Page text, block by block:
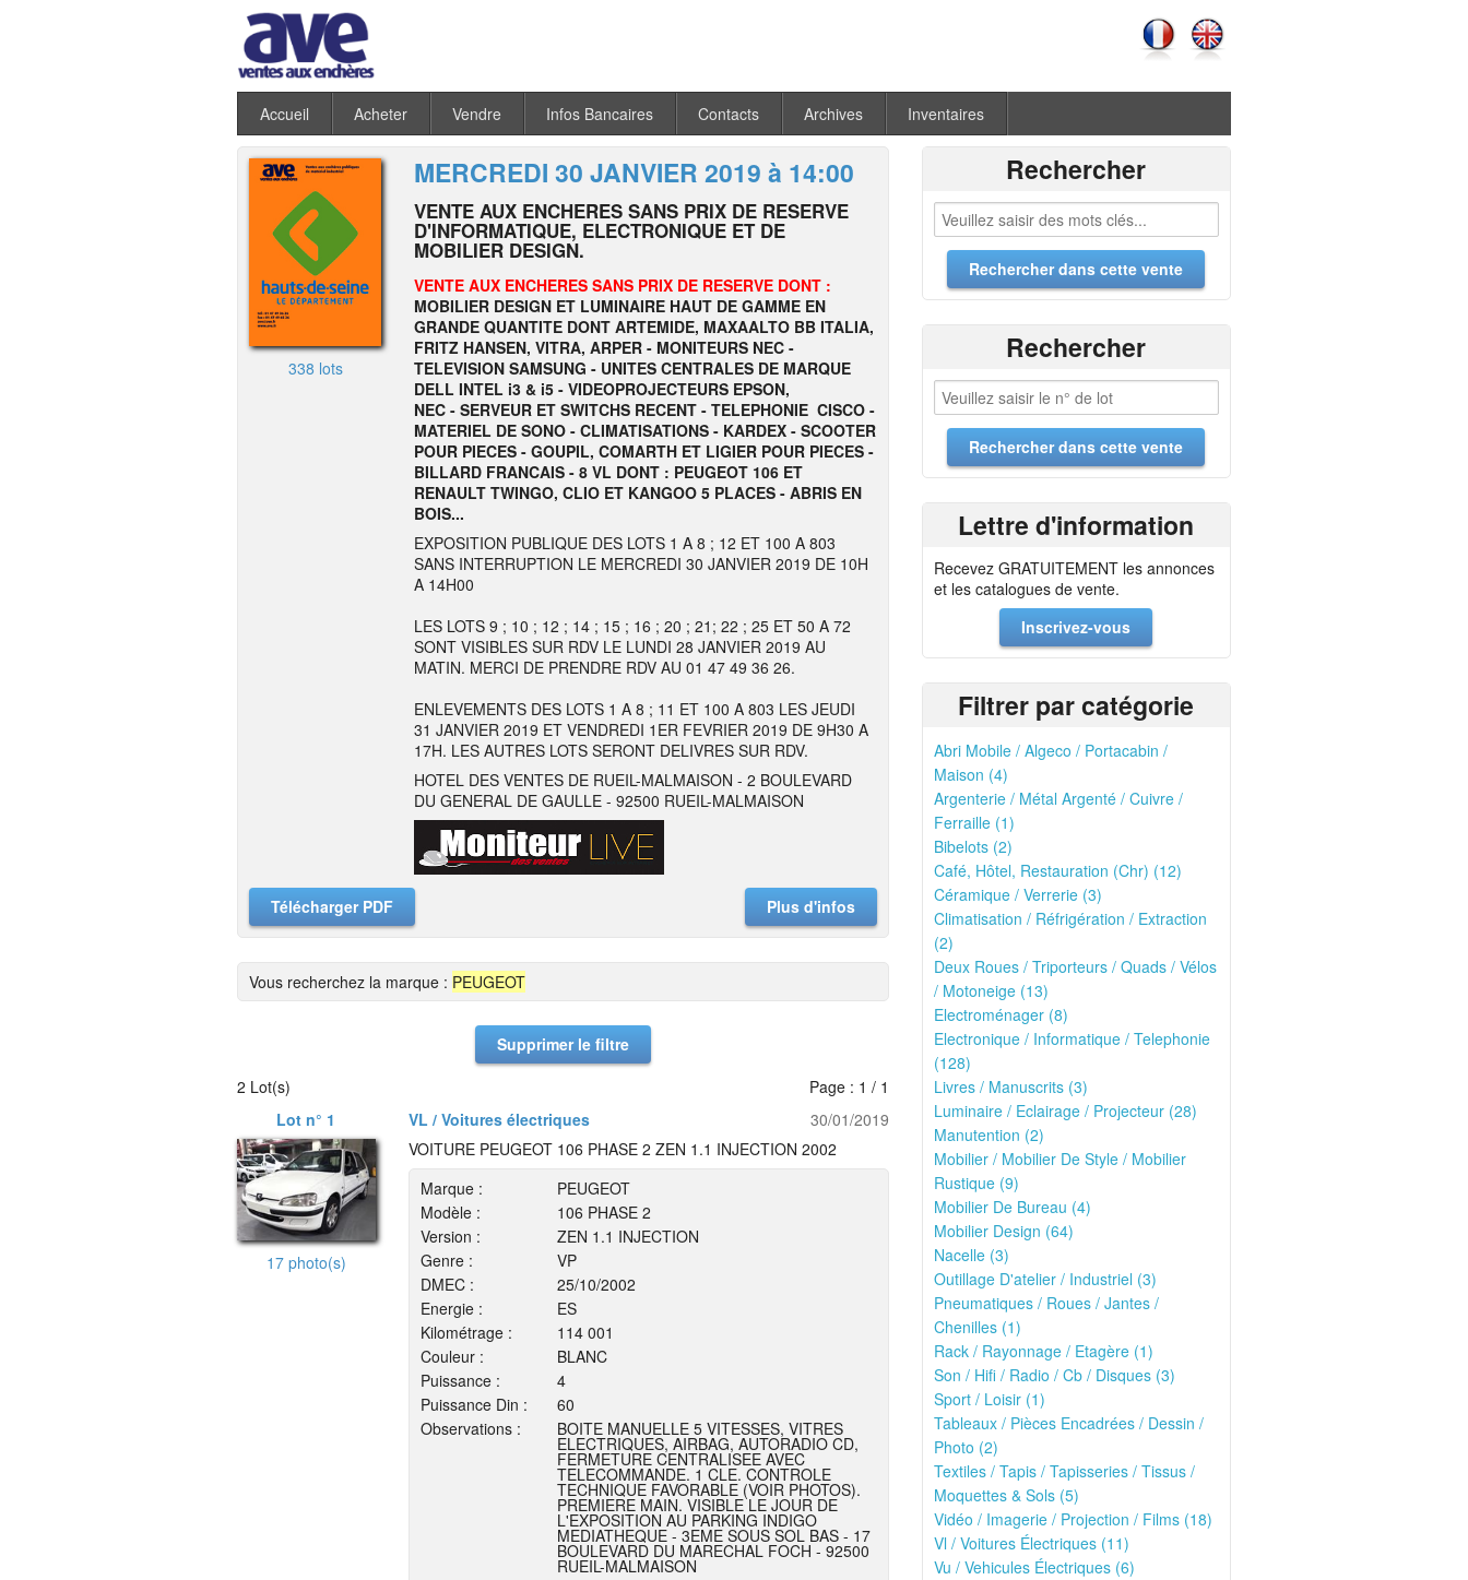
Accueil Acheter Vendre Infos Bancaires Contacts Archives Inventaires
338 lots
MERCREDI 30 JANVIER 2019 à 14:00
VENTE AUX ENCHERES SANS PRIX DE RESERVE
D'INFORMATIQUE, ELECTRONIQUE ET DE
MOBILIER DESIGN.
VENTE AUX ENCHERES SANS PRIX DE RESERVE DONT :
MOBILIER DESIGN ET LUMINAIRE HAUT DE GAMME EN
GRANDE QUANTITE DONT ARTEMIDE, MAXAALTO BB ITALIA,
FRITZ HANSEN, VITRA, ARPER - MONITEURS NEC -
TELEVISION SAMSUNG - UNITES CENTRALES DE MARQUE
DELL INTEL i3 & i5 - VIDEOPROJECTEURS EPSON,
NEC - SERVEUR ET SWITCHS RECENT - TELEPHONIE CISCO -
MATERIEL DE SONO - CLIMATISATIONS - KARDEX - SCOOTER
POUR PIECES - GOUPIL, COMARTH ET LIGIER POUR PIECES -
BILLARD FRANCAIS - 8 VL DONT : PEUGEOT 106 ET
RENAULT TWINGO, CLIO ET KANGOO 5 PLACES - ABRIS EN
BOIS...
EXPOSITION PUBLIQUE DES LOTS 1 A 8 ; 12 ET 100 A 803
SANS INTERRUPTION LE MERCREDI 30 JANVIER 2019 DE 10H
A 14H00
LES LOTS 9 ; 10 ; 12 ; 14 ; 15 ; 16 ; 20 ; 21; 22 ; 25 ET 50 A 72
SONT VISIBLES SUR RDV LE LUNDI 28 JANVIER 2019 AU
MATIN. MERCI DE PRENDRE RDV AU 01 47 49 36 26.
ENLEVEMENTS DES LOTS 1 A 8 ; 11 ET 100 A 803 LES JEUDI
31 JANVIER 2019 ET VENDREDI 1ER FEVRIER 2019 DE 9H30 A
17H. LES AUTRES LOTS SERONT DELIVRES SUR RDV.
HOTEL DES VENTES DE RUEIL-MALMAISON - 2 BOULEVARD
DU GENERAL DE GAULLE - 92500 RUEIL-MALMAISON
Télécharger PDF Plus d'infos
Vous recherchez la marque : PEUGEOT
Supprimer le filtre
2 Lot(s)
Page : 1 / 1
Lot n° 1
VL / Voitures électriques 30/01/2019
17 photo(s)
VOITURE PEUGEOT 106 PHASE 2 ZEN 1.1 INJECTION 2002
Marque :
PEUGEOT
Modèle :
106 PHASE 2
Version :
ZEN 1.1 INJECTION
Genre :
VP
DMEC :
25/10/2002
Energie :
ES
Kilométrage :
114 001
Couleur :
BLANC
Puissance :
4
Puissance Din :
60
Observations :
BOITE MANUELLE 5 VITESSES, VITRES
ELECTRIQUES, AIRBAG, AUTORADIO CD,
FERMETURE CENTRALISEE AVEC
TELECOMMANDE. 1 CLE. CONTROLE
TECHNIQUE FAVORABLE (VOIR PHOTOS).
PREMIERE MAIN. VISIBLE LE JOUR DE
L'EXPOSITION AU PARKING INDIGO
MEDIATHEQUE - 3EME SOUS SOL BAS - 17
BOULEVARD DU MARECHAL FOCH - 92500
RUEIL-MALMAISON
Rechercher
Rechercher
Lettre d'information
Recevez GRATUITEMENT les annonces
et les catalogues de vente.
Inscrivez-vous
Filtrer par catégorie
Abri Mobile / Algeco / Portacabin /
Maison (4)
Argenterie / Métal Argenté / Cuivre /
Ferraille (1)
Bibelots (2)
Café, Hôtel, Restauration (Chr) (12)
Céramique / Verrerie (3)
Climatisation / Réfrigération / Extraction
(2)
Deux Roues / Triporteurs / Quads / Vélos
/ Motoneige (13)
Electroménager (8)
Electronique / Informatique / Telephonie
(128)
Livres / Manuscrits (3)
Luminaire / Eclairage / Projecteur (28)
Manutention (2)
Mobilier / Mobilier De Style / Mobilier
Rustique (9)
Mobilier De Bureau (4)
Mobilier Design (64)
Nacelle (3)
Outillage D'atelier / Industriel (3)
Pneumatiques / Roues / Jantes /
Chenilles (1)
Rack / Rayonnage / Etagère (1)
Son / Hifi / Radio / Cb / Disques (3)
Sport / Loisir (1)
Tableaux / Pièces Encadrées / Dessin /
Photo (2)
Textiles / Tapis / Tapisseries / Tissus /
Moquettes & Sols (5)
Vidéo / Imagerie / Projection / Films (18)
Vl / Voitures Électriques (11)
Vu / Vehicules Électriques (6)